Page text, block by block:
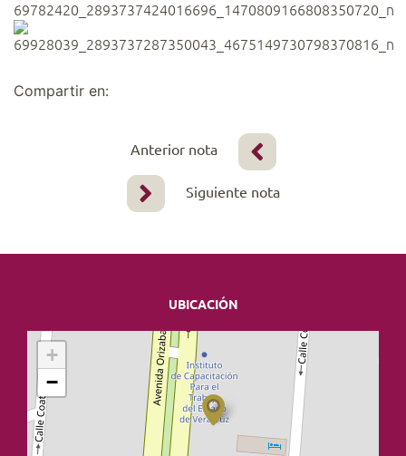
Compartir en:
Anterior nota
Siguiente nota
UBICACIÓN
+
−